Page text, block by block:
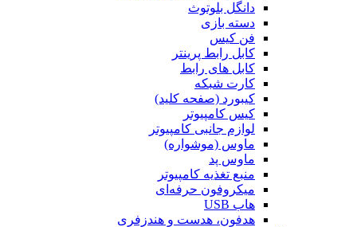
دانگل بلوتوث
دسته بازی
فن کیس
کابل رابط پرینتر
کابل های رابط
کارت شبکه
کیبورد (صفحه کلید)
کیس کامپیوتر
لوازم جانبی کامپیوتر
ماوس (موشواره)
ماوس پد
منبع تغذیه کامپیوتر
میکروفون حرفه‌ای
هاب USB
هدفون، هدست و هندزفری